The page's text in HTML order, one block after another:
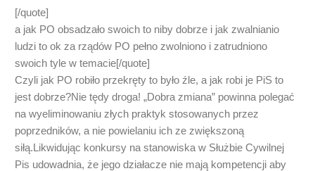
[/quote]
a jak PO obsadzało swoich to niby dobrze i jak zwalnianio
ludzi to ok za rządów PO pełno zwolniono i zatrudniono
swoich tyle w temacie[/quote]
Czyli jak PO robiło przekręty to było źle, a jak robi je PiS to
jest dobrze?Nie tędy droga! „Dobra zmiana” powinna polegać
na wyeliminowaniu złych praktyk stosowanych przez
poprzedników, a nie powielaniu ich ze zwiększoną
siłą.Likwidując konkursy na stanowiska w Służbie Cywilnej
Pis udowadnia, że jego działacze nie mają kompetencji aby